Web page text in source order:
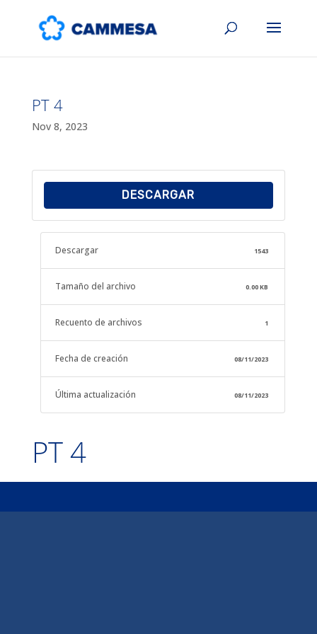
PT 4
Nov 8, 2023
DESCARGAR
Descargar 1543
Tamaño del archivo 0.00 KB
Recuento de archivos 1
Fecha de creación 08/11/2023
Última actualización 08/11/2023
PT 4